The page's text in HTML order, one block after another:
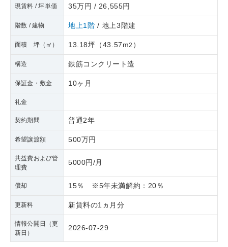
現賃料 / 坪単価 35万円 / 26,555円
階数 / 建物 地上1階 / 地上3階建
面積 坪（㎡） 13.18坪 （43.57m2 ）
構造 鉄筋コンクリート造
保証金・敷金 10ヶ月
礼金
契約期間 普通2年
希望譲渡額 500万円
共益費および管
理費
5000円/月
償却 15％ ※5年未満解約：20％
更新料 新賃料の1ヵ月分
情報公開日（更
新日）
2026-07-29